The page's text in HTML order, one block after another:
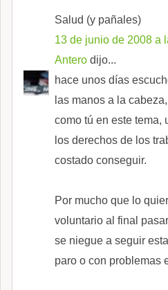
Salud (y pañales)
13 de junio de 2008 a
Antero dijo...
hace unos días
las manos a la
como tú en este tema,
los derechos de los
costado conseguir.
Por mucho que lo
voluntario al final
se niegue a seguir
paro o con problemas